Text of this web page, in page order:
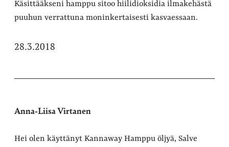
Käsittääkseni hamppu sitoo hiilidioksidia ilmakehästä
puuhun verrattuna moninkertaisesti kasvaessaan.
28.3.2018
Anna-Liisa Virtanen
Hei olen käyttänyt Kannaway Hamppu öljyä, Salve